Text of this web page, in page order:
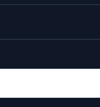
adresi